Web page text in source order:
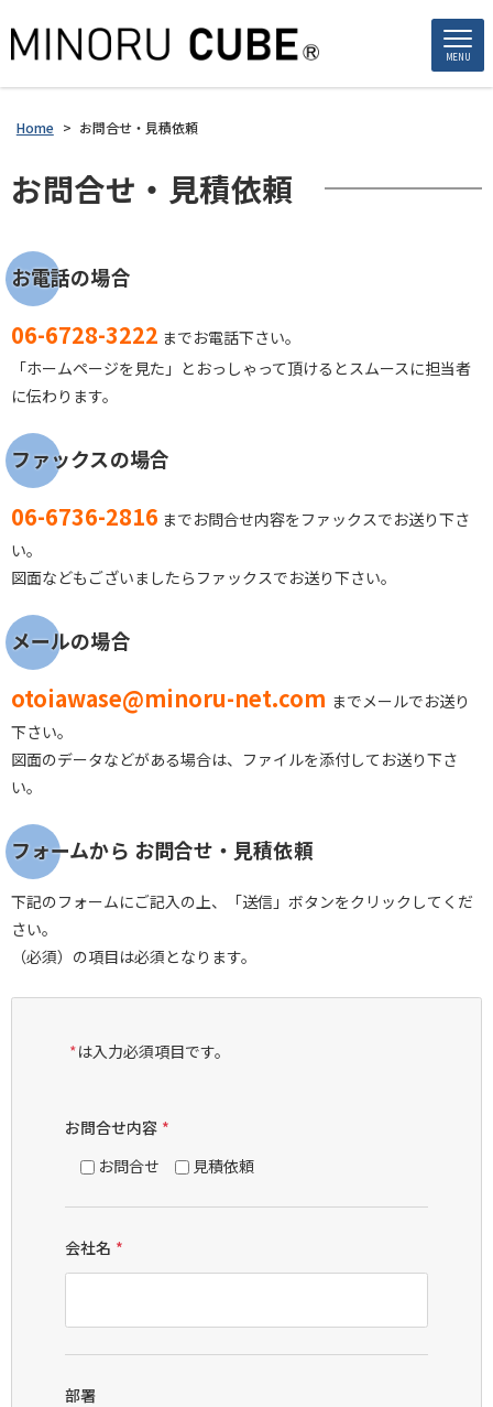
MENU
Home > お問合せ・見積依頼
お問合せ・見積依頼
お電話の場合
06-6728-3222 までお電話下さい。
「ホームページを見た」とおっしゃって頂けるとスムースに担当者
に伝わります。
ファックスの場合
06-6736-2816 までお問合せ内容をファックスでお送り下さ
い。
図面などもございましたらファックスでお送り下さい。
メールの場合
otoiawase@minoru-net.com までメールでお送り
下さい。
図面のデータなどがある場合は、ファイルを添付してお送り下さ
い。
フォームから お問合せ・見積依頼
下記のフォームにご記入の上、「送信」ボタンをクリックしてくだ
さい。
（必須）の項目は必須となります。
*は入力必須項目です。
お問合せ内容 *
お問合せ
見積依頼
会社名 *
部署